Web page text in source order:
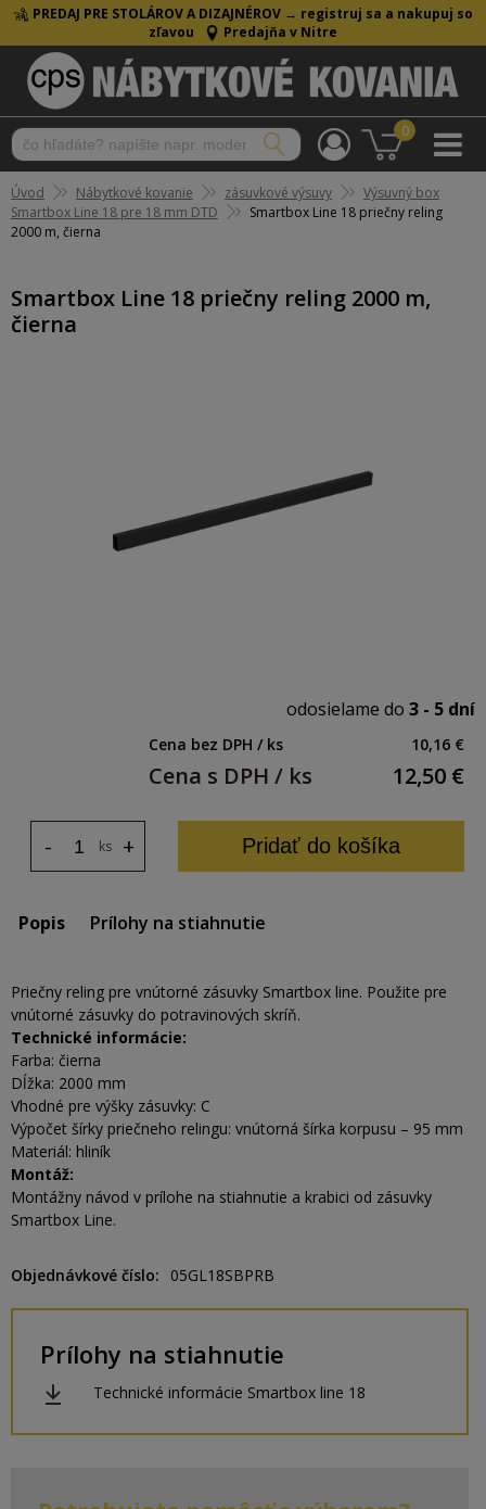
PREDAJ PRE STOLÁROV A DIZAJNÉROV → registruj sa a nakupuj so
zľavou
Predajňa v Nitre
0
Úvod Nábytkové kovanie zásuvkové výsuvy
Výsuvný box
Smartbox Line 18 pre 18 mm DTD
Smartbox Line 18 priečny reling
2000 m, čierna
Smartbox Line 18 priečny reling 2000 m,
čierna
odosielame do 3 - 5 dní
Cena bez DPH / ks 10,16 €
Cena s DPH / ks 12,50 €
ks +
- Pridať do košíka
Popis Prílohy na stiahnutie
Priečny reling pre vnútorné zásuvky Smartbox line. Použite pre
vnútorné zásuvky do potravinových skríň.
Technické informácie:
Farba: čierna
Dĺžka: 2000 mm
Vhodné pre výšky zásuvky: C
Výpočet šírky priečneho relingu: vnútorná šírka korpusu – 95 mm
Materiál: hliník
Montáž:
Montážny návod v prílohe na stiahnutie a krabici od zásuvky
Smartbox Line.
Objednávkové číslo 05GL18SBPRB
Prílohy na stiahnutie
Technické informácie Smartbox line 18